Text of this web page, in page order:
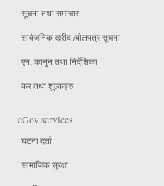
सूचना तथा समाचार
सार्वजनिक खरीद /बोलपत्र सूचना
एन, कानुन तथा निर्देशिका
कर तथा शुल्कहरु
eGov services
घटना दर्ता
सामाजिक सुरक्षा